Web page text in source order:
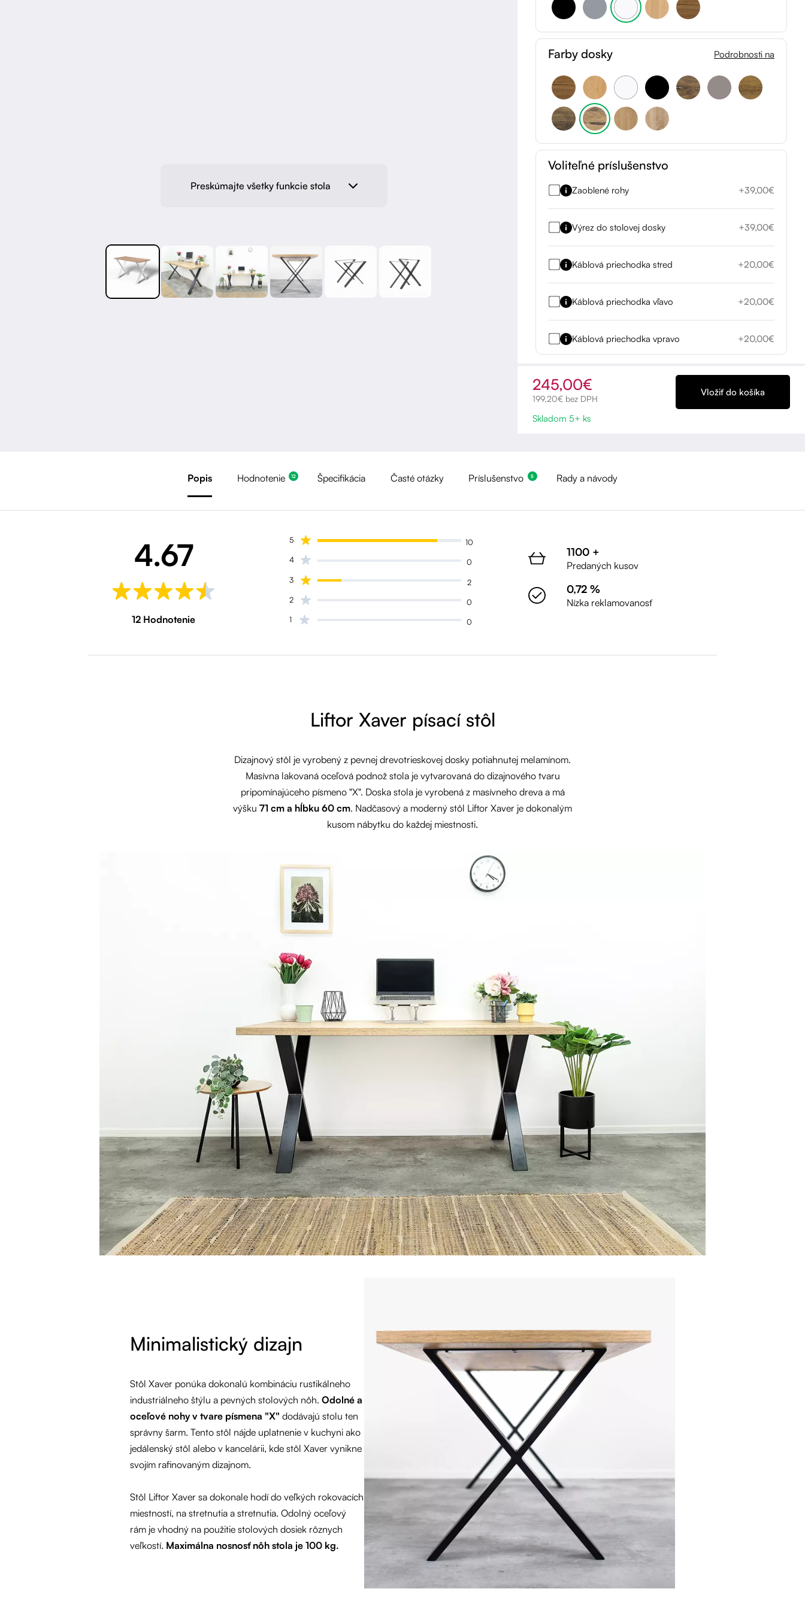
Preskúmajte všetky funkcie stola
Farby dosky Podrobnosti na
Voliteľné príslušenstvo
Zaoblené rohy +39,00€
Výrez do stolovej dosky +39,00€
Káblová priechodka stred +20,00€
Káblová priechodka vľavo +20,00€
Káblová priechodka vpravo +20,00€
245,00€
199,20€ bez DPH
Skladom 5+ ks
Popis Hodnotenie 12 Špecifikácia Časté otázky Príslušenstvo 5 Rady a návody
4.67
12 Hodnotenie
5
10
4
0
3
2
2
0
1
0
1100 +
Predaných kusov
0,72 %
Nízka reklamovanosť
Liftor Xaver písací stôl
Dizajnový stôl je vyrobený z pevnej drevotrieskovej dosky potiahnutej melamínom.
Masívna lakovaná oceľová podnož stola je vytvarovaná do dizajnového tvaru
pripomínajúceho písmeno "X". Doska stola je vyrobená z masívneho dreva a má
výšku 71 cm a hĺbku 60 cm. Nadčasový a moderný stôl Liftor Xaver je dokonalým
kusom nábytku do každej miestnosti.
Minimalistický dizajn
Stôl Xaver ponúka dokonalú kombináciu rustikálneho
industriálneho štýlu a pevných stolových nôh. Odolné a
oceľové nohy v tvare písmena "X" dodávajú stolu ten
správny šarm. Tento stôl nájde uplatnenie v kuchyni ako
jedálenský stôl alebo v kancelárii, kde stôl Xaver vynikne
svojím rafinovaným dizajnom.
Stôl Liftor Xaver sa dokonale hodí do veľkých rokovacích
miestností, na stretnutia a stretnutia. Odolný oceľový
rám je vhodný na použitie stolových dosiek rôznych
veľkostí. Maximálna nosnosť nôh stola je 100 kg.